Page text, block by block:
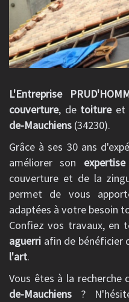
L'Entreprise
couverture, de toitureet
de-Mauchiens (34230).
Grâce à ses 30 ans
améliorer son expertise
couverture et de la
permet de vous
adaptées à votre besoin
Confiez vos travaux, en
aguerri afin de bénéficier
l'art.
Vous êtes à la recherche
de-Mauchiens ?